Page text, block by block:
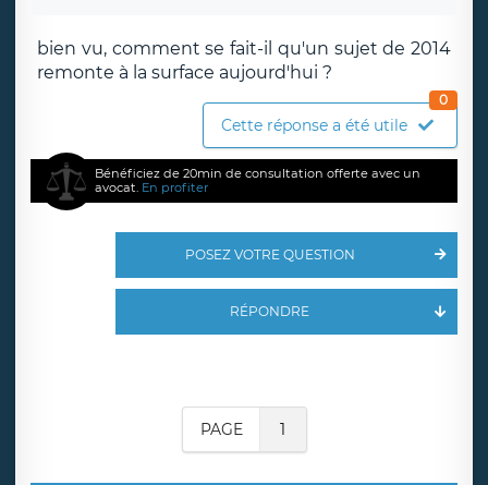
bien vu, comment se fait-il qu'un sujet de 2014
remonte à la surface aujourd'hui ?
Cette réponse a été utile
0
Bénéficiez de 20min de consultation offerte avec un
avocat. En profiter
POSEZ VOTRE QUESTION
RÉPONDRE
PAGE 1